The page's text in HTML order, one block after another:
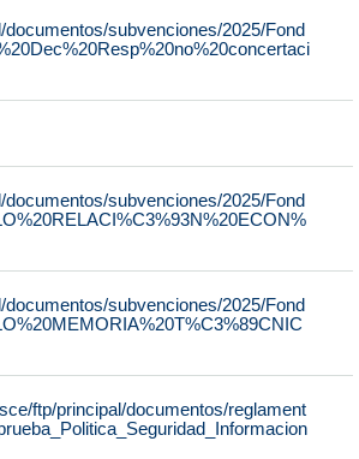
subvenciones/2025/Fond
subvenciones/2025/Fond
subvenciones/2025/Fond
ftp/principal/documentos/reglament